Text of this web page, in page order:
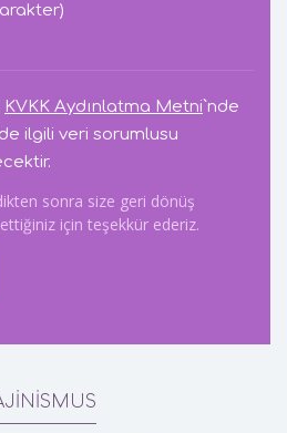
KVKK Aydınlatma Metni`nde
ilgili veri sorumlusu
sonra size geri dönüş
için teşekkür ederiz.